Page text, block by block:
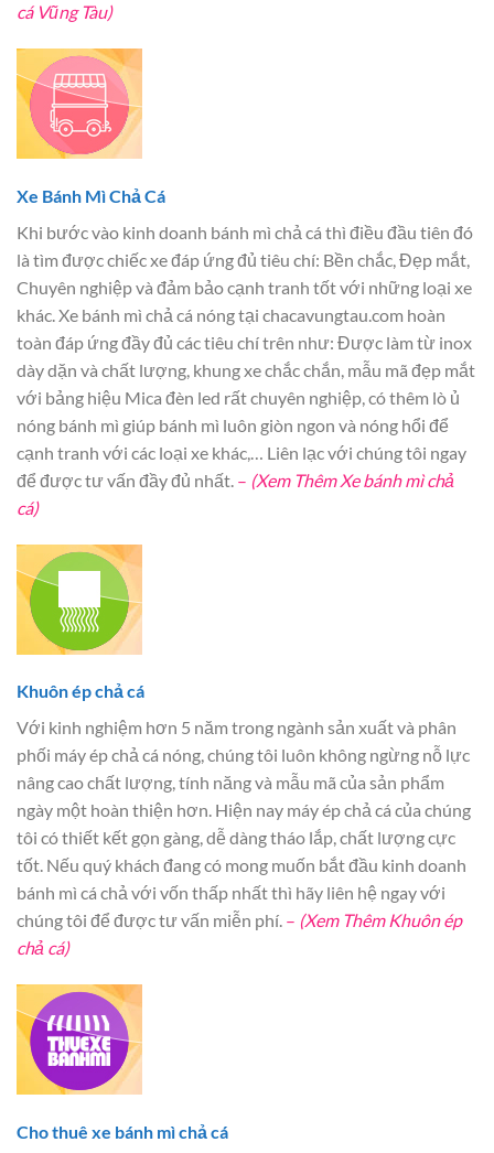
cá Vũng Tàu)
Xe Bánh Mì Chả Cá
Khi bước vào kinh doanh bánh mì chả cá thì điều đầu tiên đó
là tìm được chiếc xe đáp ứng đủ tiêu chí: Bền chắc, Đẹp mắt,
Chuyên nghiệp và đảm bảo cạnh tranh tốt với những loại xe
khác. Xe bánh mì chả cá nóng tại chacavungtau.com hoàn
toàn đáp ứng đầy đủ các tiêu chí trên như: Được làm từ inox
dày dặn và chất lượng, khung xe chắc chắn, mẫu mã đẹp mắt
với bảng hiệu Mica đèn led rất chuyên nghiệp, có thêm lò ủ
nóng bánh mì giúp bánh mì luôn giòn ngon và nóng hổi để
cạnh tranh với các loại xe khác,… Liên lạc với chúng tôi ngay
để được tư vấn đầy đủ nhất. – (Xem Thêm Xe bánh mì chả
cá)
Khuôn ép chả cá
Với kinh nghiệm hơn 5 năm trong ngành sản xuất và phân
phối máy ép chả cá nóng, chúng tôi luôn không ngừng nỗ lực
nâng cao chất lượng, tính năng và mẫu mã của sản phẩm
ngày một hoàn thiện hơn. Hiện nay máy ép chả cá của chúng
tôi có thiết kết gọn gàng, dễ dàng tháo lắp, chất lượng cực
tốt. Nếu quý khách đang có mong muốn bắt đầu kinh doanh
bánh mì cá chả với vốn thấp nhất thì hãy liên hệ ngay với
chúng tôi để được tư vấn miễn phí. – (Xem Thêm Khuôn ép
chả cá)
Cho thuê xe bánh mì chả cá